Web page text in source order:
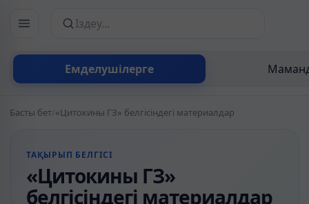
Емделушілерге
Сайттан іздеу
Басты бет/«Цитокины ГЗ» белгісіндегі материалдар
ТАҚЫРЫП БЕЛГІСІ
«Цитокины ГЗ»
белгісіндегі материалдар